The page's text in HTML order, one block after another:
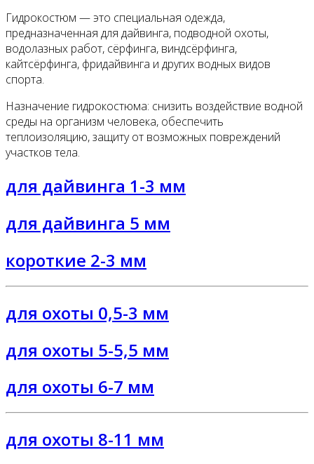
Гидрокостюм — это специальная одежда,
предназначенная для дайвинга, подводной охоты,
водолазных работ, сёрфинга, виндсёрфинга,
кайтсёрфинга, фридайвинга и других водных видов
спорта.
Назначение гидрокостюма: снизить воздействие водной
среды на организм человека, обеспечить
теплоизоляцию, защиту от возможных повреждений
участков тела.
для дайвинга 1-3 мм
для дайвинга 5 мм
короткие 2-3 мм
для охоты 0,5-3 мм
для охоты 5-5,5 мм
для охоты 6-7 мм
для охоты 8-11 мм